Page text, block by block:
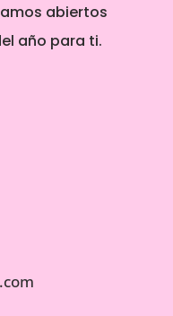
abiertos
año para ti.